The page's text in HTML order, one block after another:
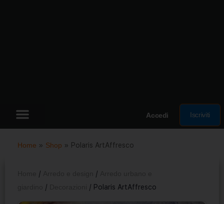
Accedi Iscriviti
Home » Shop » Polaris ArtAffresco
/ /
/ / Polaris ArtAffresco